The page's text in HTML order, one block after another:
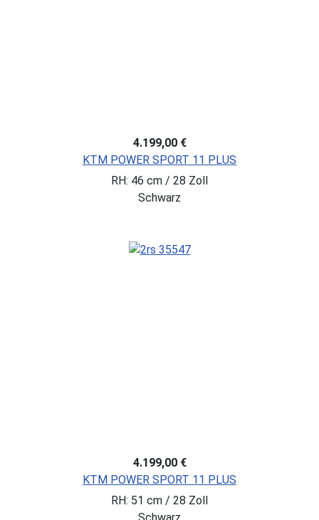
4.199,00 €
KTM POWER SPORT 11 PLUS
RH: 46 cm / 28 Zoll
Schwarz
4.199,00 €
KTM POWER SPORT 11 PLUS
RH: 51 cm / 28 Zoll